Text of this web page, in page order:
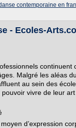
contemporaine en
- Ecoles-
continuent
Malgré les aléas
au sein des
vivre de leur
d’expression